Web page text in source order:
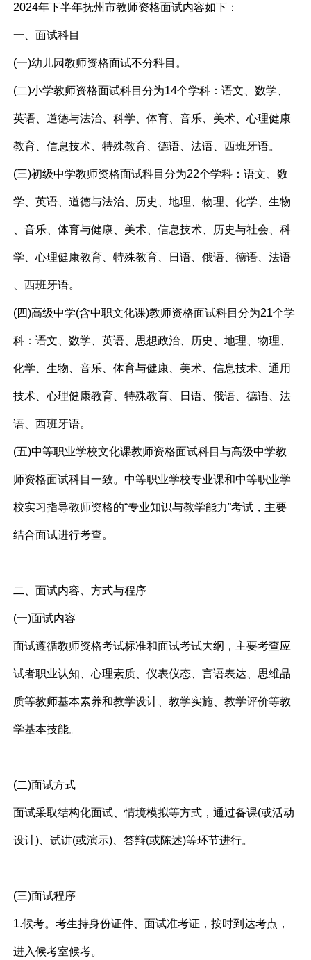
2024年下半年抚州市教师资格面试内容如下：
一、面试科目
(一)幼儿园教师资格面试不分科目。
(二)小学教师资格面试科目分为14个学科：语文、数学、
英语、道德与法治、科学、体育、音乐、美术、心理健康
教育、信息技术、特殊教育、德语、法语、西班牙语。
(三)初级中学教师资格面试科目分为22个学科：语文、数
学、英语、道德与法治、历史、地理、物理、化学、生物
、音乐、体育与健康、美术、信息技术、历史与社会、科
学、心理健康教育、特殊教育、日语、俄语、德语、法语
、西班牙语。
(四)高级中学(含中职文化课)教师资格面试科目分为21个学
科：语文、数学、英语、思想政治、历史、地理、物理、
化学、生物、音乐、体育与健康、美术、信息技术、通用
技术、心理健康教育、特殊教育、日语、俄语、德语、法
语、西班牙语。
(五)中等职业学校文化课教师资格面试科目与高级中学教
师资格面试科目一致。中等职业学校专业课和中等职业学
校实习指导教师资格的“专业知识与教学能力”考试，主要
结合面试进行考查。
二、面试内容、方式与程序
(一)面试内容
面试遵循教师资格考试标准和面试考试大纲，主要考查应
试者职业认知、心理素质、仪表仪态、言语表达、思维品
质等教师基本素养和教学设计、教学实施、教学评价等教
学基本技能。
(二)面试方式
面试采取结构化面试、情境模拟等方式，通过备课(或活动
设计)、试讲(或演示)、答辩(或陈述)等环节进行。
(三)面试程序
1.候考。考生持身份证件、面试准考证，按时到达考点，
进入候考室候考。